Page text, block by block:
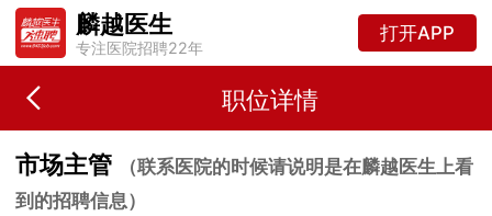
麟越医生
专注医院招聘22年
打开APP
职位详情
市场主管
（联系医院的时候请说明是在麟越医生上看
到的招聘信息）